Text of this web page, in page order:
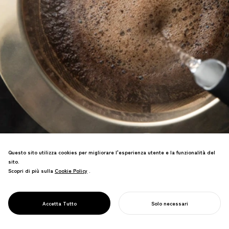
PROJECT
CORE
caffè specialty, che promuove la cultura
del caffè sostenibile.
Questo sito utilizza cookies per migliorare l'esperienza utente e la funzionalità del
sito.
Scopri di più sulla Cookie Policy
Cookie Policy .
Accetta Tutto Solo necessari